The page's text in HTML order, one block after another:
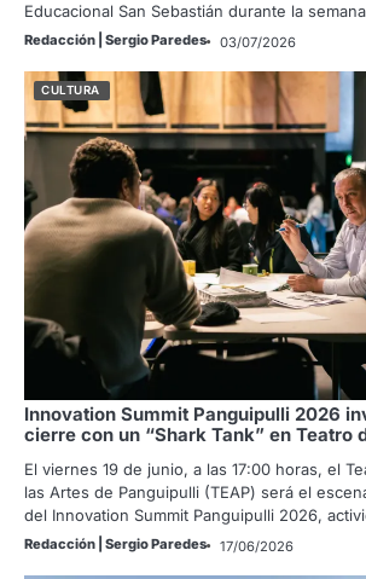
Educacional San Sebastián durante la
Redacción | Sergio Paredes 03/07/2026
CULTURA
Innovation Summit Panguipulli 2026
cierre con un “Shark Tank” en Teatro
El viernes 19 de junio, a las 17:00 horas, el
las Artes de Panguipulli (TEAP) será el
del Innovation Summit Panguipulli 2026,
Redacción | Sergio Paredes 17/06/2026